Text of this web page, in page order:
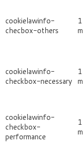
cookielawinfo-
checbox-others
cookielawinfo-
checkbox-necessary
cookielawinfo-
checkbox-
performance